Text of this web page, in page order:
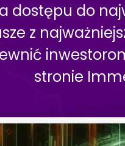
dostępu do
z
stronie